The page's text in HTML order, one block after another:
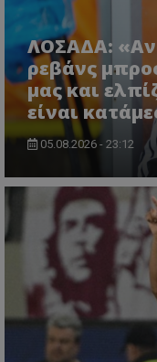
ΛΟΣΑΔΑ:
ρεβάνς
μας και
είναι
05.08.2026 - 23:12